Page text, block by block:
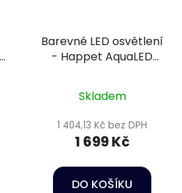
Barevné LED osvětlení
- Happet AquaLED
Skladem
1 404,13 Kč bez DPH
1 699 Kč
DO KOŠÍKU